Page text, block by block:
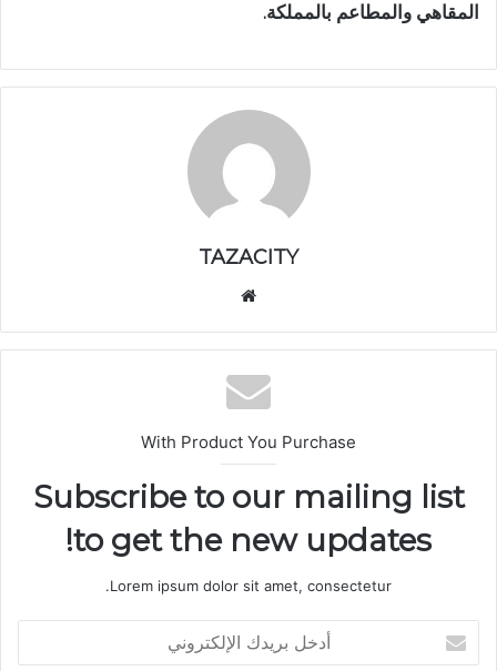
المقاهي والمطاعم بالمملكة.
TAZACITY
الوي
ب
With Product You Purchase
Subscribe to our mailing list
to get the new updates!
Lorem ipsum dolor sit amet, consectetur.